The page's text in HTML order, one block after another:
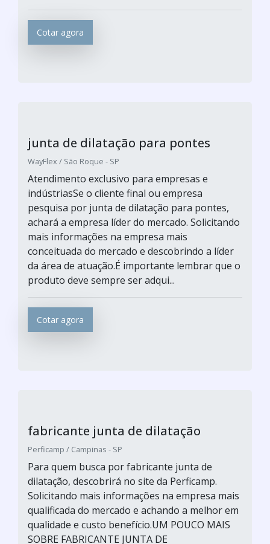
Cotar agora
junta de dilatação para pontes
WayFlex / São Roque - SP
Atendimento exclusivo para empresas e
indústriasSe o cliente final ou empresa
pesquisa por junta de dilatação para pontes,
achará a empresa líder do mercado. Solicitando
mais informações na empresa mais
conceituada do mercado e descobrindo a líder
da área de atuação.É importante lembrar que o
produto deve sempre ser adqui...
Cotar agora
fabricante junta de dilatação
Perficamp / Campinas - SP
Para quem busca por fabricante junta de
dilatação, descobrirá no site da Perficamp.
Solicitando mais informações na empresa mais
qualificada do mercado e achando a melhor em
qualidade e custo benefício.UM POUCO MAIS
SOBRE FABRICANTE JUNTA DE